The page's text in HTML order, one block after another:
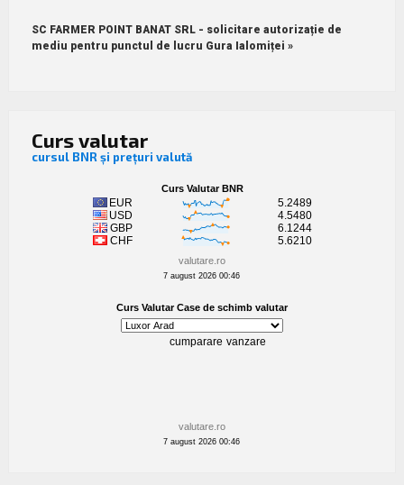
SC FARMER POINT BANAT SRL - solicitare autorizație de
mediu pentru punctul de lucru Gura Ialomiței »
Curs valutar
cursul BNR și prețuri valută
valutare.ro
7 august 2026 00:46
valutare.ro
7 august 2026 00:46